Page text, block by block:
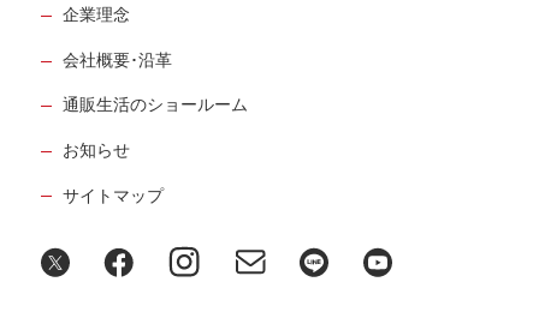
企業理念
会社概要･沿革
通販生活のショールーム
お知らせ
サイトマップ